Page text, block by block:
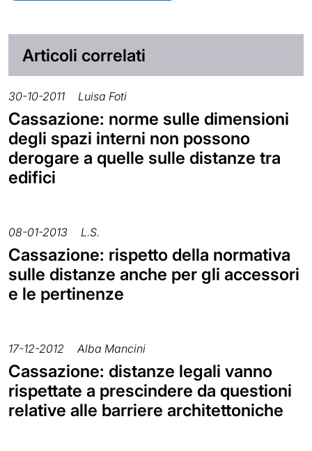
Articoli correlati
30-10-2011 Luisa Foti
Cassazione: norme sulle dimensioni
degli spazi interni non possono
derogare a quelle sulle distanze tra
edifici
08-01-2013 L.S.
Cassazione: rispetto della normativa
sulle distanze anche per gli accessori
e le pertinenze
17-12-2012 Alba Mancini
Cassazione: distanze legali vanno
rispettate a prescindere da questioni
relative alle barriere architettoniche